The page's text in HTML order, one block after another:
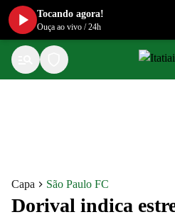
Capa São Paulo FC
Dorival indica
Tocando agora!
Ouça ao vivo /24h